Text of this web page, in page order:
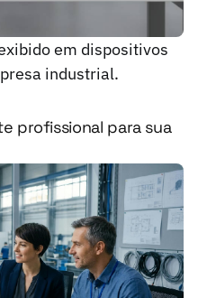
em dispositivos
industrial.
profissional para sua